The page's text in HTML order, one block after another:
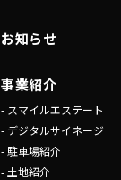
お知らせ
事業紹介
- スマイルエステート
- デジタルサイネージ
- 駐車場紹介
- 土地紹介